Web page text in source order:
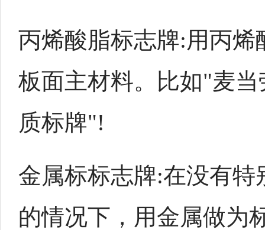
丙烯酸脂标志牌:用丙烯
板面主材料。比如"麦
质标牌"!
金属标标志牌:在没有特
的情况下，用金属做为